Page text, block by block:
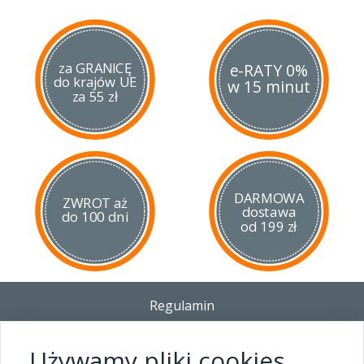
za GRANICĘ
do krajów UE
za 55 zł
e-RATY 0%
w 15 minut
ZWROT aż
do 100 dni
DARMOWA
dostawa
od 199 zł
Regulamin
Polityka prywatności i pliki cookies